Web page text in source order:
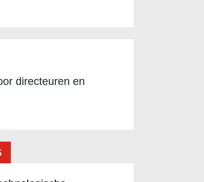
directeuren en